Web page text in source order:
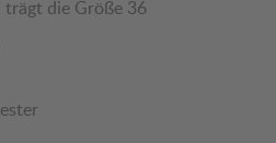
die Größe 36